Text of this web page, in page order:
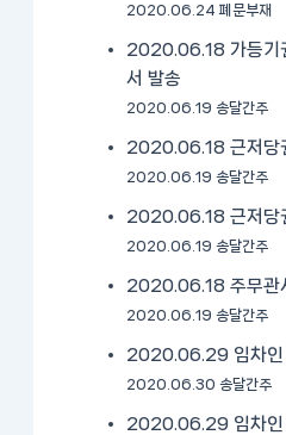
2020.06.24 폐문부재
2020.06.18 가등기
서 발송
2020.06.19 송달간주
2020.06.18 근저당
2020.06.19 송달간주
2020.06.18 근저당
2020.06.19 송달간주
2020.06.18 주무관
2020.06.19 송달간주
2020.06.29 임차인
2020.06.30 송달간주
2020.06.29 임차인